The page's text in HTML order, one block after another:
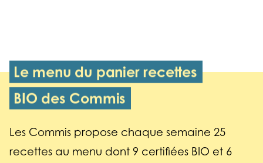
Le menu du panier recettes
BIO des Commis
Les Commis propose chaque semaine 25
recettes au menu dont 9 certifiées BIO et 6